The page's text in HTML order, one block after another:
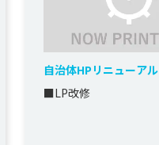
自治体HPリニューアル
■LP改修